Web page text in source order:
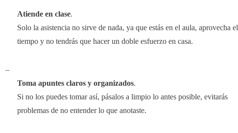
Atiende en clase.
Solo la asistencia no sirve de nada, ya que estás en el aula, aprovecha el
tiempo y no tendrás que hacer un doble esfuerzo en casa.
–
Toma apuntes claros y organizados.
Si no los puedes tomar así, pásalos a limpio lo antes posible, evitarás
problemas de no entender lo que anotaste.